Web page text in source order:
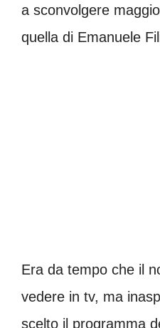
a sconvolgere
quella di Emanuele
Era da tempo che il
vedere in tv, ma
scelto il programma